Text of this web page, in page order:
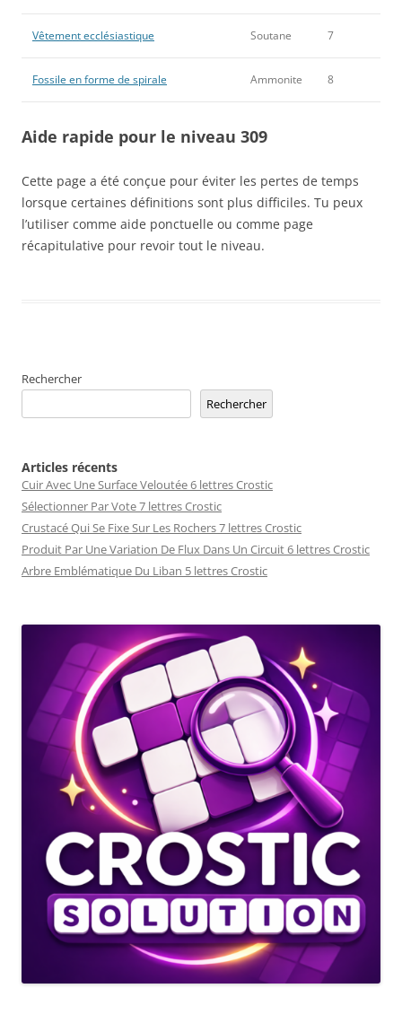
Vêtement ecclésiastique Soutane 7
Fossile en forme de spirale Ammonite 8
Aide rapide pour le niveau 309
Cette page a été conçue pour éviter les pertes de temps
lorsque certaines définitions sont plus difficiles. Tu peux
l’utiliser comme aide ponctuelle ou comme page
récapitulative pour revoir tout le niveau.
Rechercher
Rechercher
Articles récents
Cuir Avec Une Surface Veloutée 6 lettres Crostic
Sélectionner Par Vote 7 lettres Crostic
Crustacé Qui Se Fixe Sur Les Rochers 7 lettres Crostic
Produit Par Une Variation De Flux Dans Un Circuit 6 lettres Crostic
Arbre Emblématique Du Liban 5 lettres Crostic